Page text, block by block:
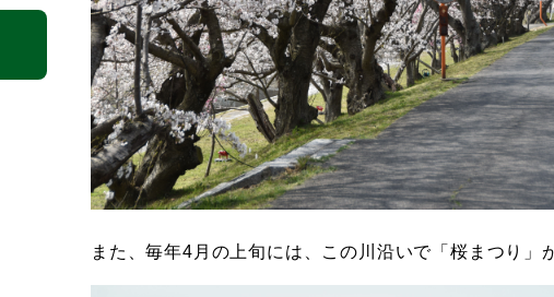
また、毎年4月の上旬には、この川沿いで「桜まつり」